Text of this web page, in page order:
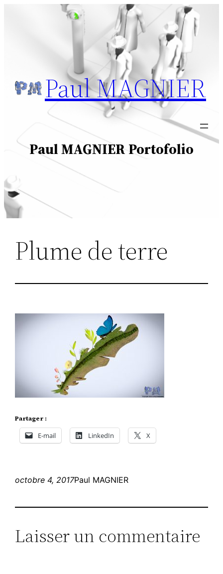
Paul MAGNIER
Paul MAGNIER Portofolio
Plume de terre
Partager :
E-mail LinkedIn X
octobre 4, 2017Paul MAGNIER
Laisser un commentaire